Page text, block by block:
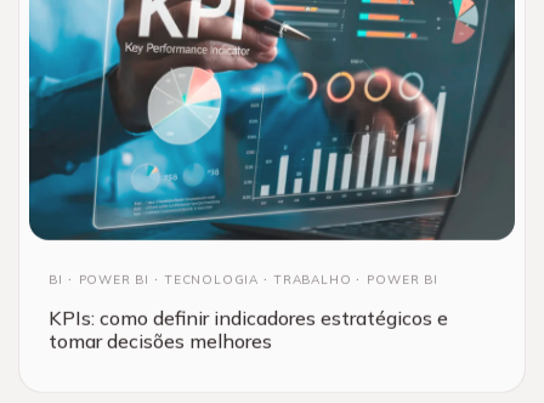
BI POWER BI TECNOLOGIA TRABALHO POWER BI
KPIs: como definir indicadores estratégicos e
tomar decisões melhores